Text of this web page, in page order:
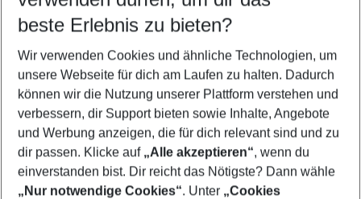
5-8 Nächte
2 Erwachsene Keine Kinder
Mehr Filter anzeigen
beste Erlebnis zu bieten?
Wir verwenden Cookies und ähnliche Technologien, um
unsere Webseite für dich am Laufen zu halten. Dadurch
können wir die Nutzung unserer Plattform verstehen und
verbessern, dir Support bieten sowie Inhalte, Angebote
und Werbung anzeigen, die für dich relevant sind und zu
dir passen. Klicke auf „Alle akzeptieren“, wenn du
einverstanden bist. Dir reicht das Nötigste? Dann wähle
„Nur notwendige Cookies“. Unter „Cookies